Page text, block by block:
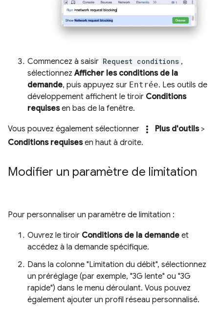
Commencez à saisir Request conditions ,
sélectionnezAfficher les conditions de la
demande, puis appuyez sur Entrée. Les outils de
développement affichent le tiroir Conditions
requisesen bas de la fenêtre.
Vous pouvez également sélectionner more_vert Plus d'outils>
Conditions requisesen haut à droite.
Modifier un paramètre de limitation
Pour personnaliser un paramètre de limitation :
Ouvrez le tiroir Conditions de la demande et
accédez à la demande spécifique.
Dans la colonne "Limitation du débit", sélectionnez
un préréglage (par exemple, "3G lente" ou "3G
rapide") dans le menu déroulant. Vous pouvez
également ajouter un profil réseau personnalisé.